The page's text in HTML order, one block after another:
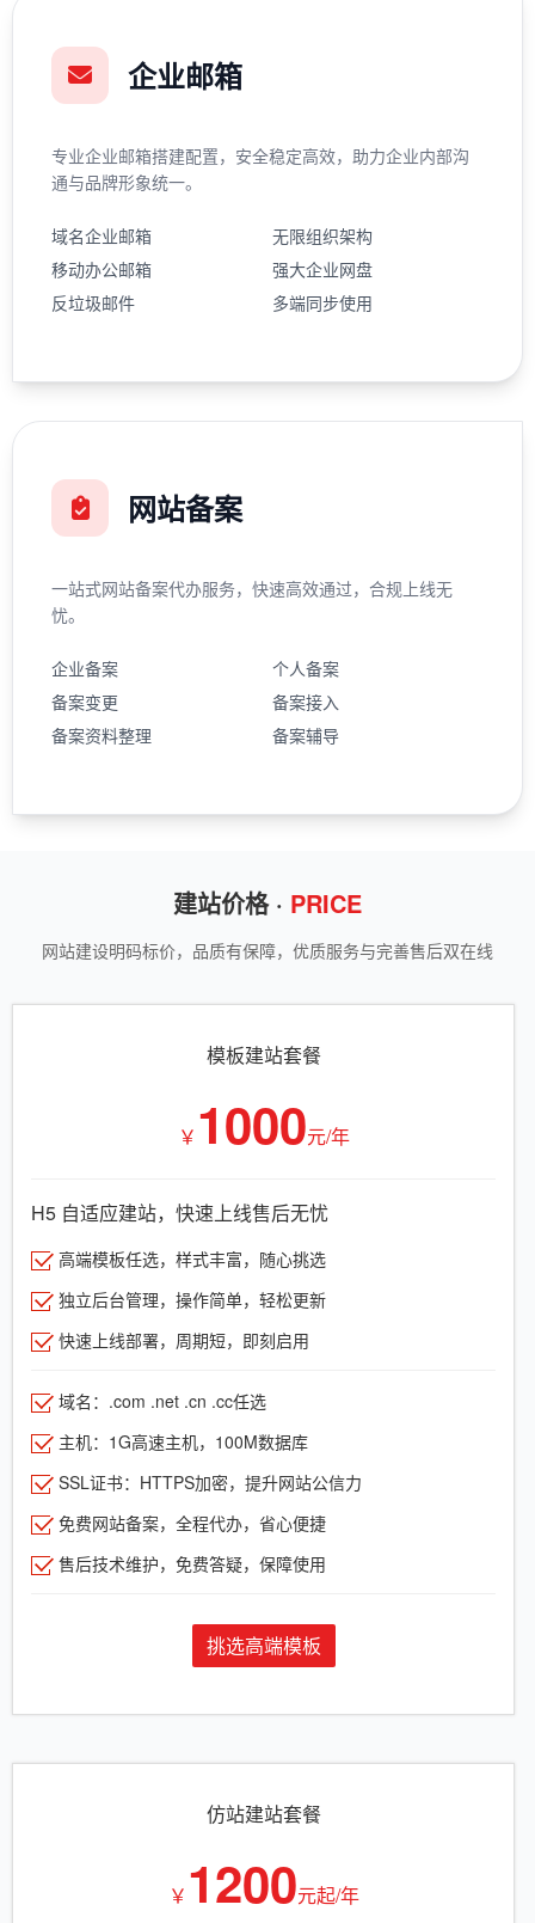
企业邮箱
专业企业邮箱搭建配置，安全稳定高效，助力企业内部沟
通与品牌形象统一。
域名企业邮箱
无限组织架构
移动办公邮箱
强大企业网盘
反垃圾邮件
多端同步使用
网站备案
一站式网站备案代办服务，快速高效通过，合规上线无
忧。
企业备案
个人备案
备案变更
备案接入
备案资料整理
备案辅导
建站价格 · PRICE
网站建设明码标价，品质有保障，优质服务与完善售后双在线
模板建站套餐
￥ 1000元/年
H5 自适应建站，快速上线售后无忧
高端模板任选，样式丰富，随心挑选
独立后台管理，操作简单，轻松更新
快速上线部署，周期短，即刻启用
域名：.com .net .cn .cc任选
主机：1G高速主机，100M数据库
SSL证书：HTTPS加密，提升网站公信力
免费网站备案，全程代办，省心便捷
售后技术维护，免费答疑，保障使用
挑选高端模板
仿站建站套餐
￥ 1200元起/年